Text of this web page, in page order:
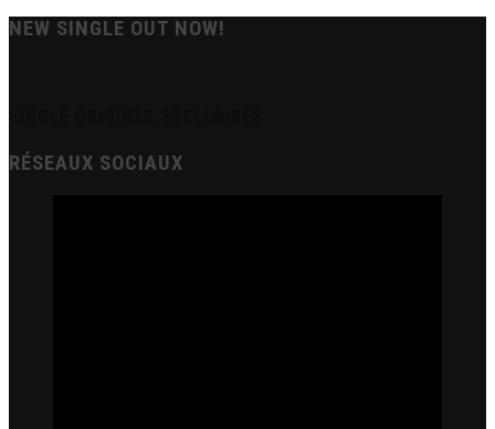
NEW SINGLE OUT NOW!
RÉSEAUX SOCIAUX